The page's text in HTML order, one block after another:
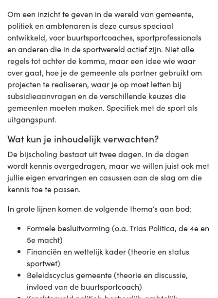
Om een inzicht te geven in de wereld van gemeente,
politiek en ambtenaren is deze cursus speciaal
ontwikkeld, voor buurtsportcoaches, sportprofessionals
en anderen die in de sportwereld actief zijn. Niet alle
regels tot achter de komma, maar een idee wie waar
over gaat, hoe je de gemeente als partner gebruikt om
projecten te realiseren, waar je op moet letten bij
subsidieaanvragen en de verschillende keuzes die
gemeenten moeten maken. Specifiek met de sport als
uitgangspunt.
Wat kun je inhoudelijk verwachten?
De bijscholing bestaat uit twee dagen. In de dagen
wordt kennis overgedragen, maar we willen juist ook met
jullie eigen ervaringen en casussen aan de slag om die
kennis toe te passen.
In grote lijnen komen de volgende thema’s aan bod:
Formele besluitvorming (o.a. Trias Politica, de 4e en
5e macht)
Financiën en wettelijk kader (theorie en status
sportwet)
Beleidscyclus gemeente (theorie en discussie,
invloed van de buurtsportcoach)